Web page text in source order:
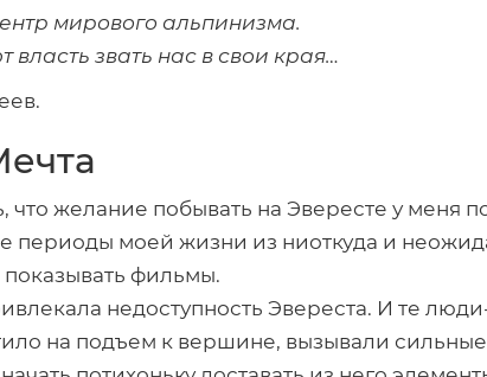
мирового альпинизма.
власть звать нас в свои края…
что желание побывать на Эвересте у меня
периоды моей жизни из ниоткуда и
фильмы.
недоступность Эвереста. И те
на подъем к вершине, вызывали